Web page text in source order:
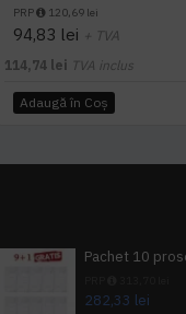
PRP 120,69 lei
94,83 lei + TVA
114,74 lei TVA inclus
Adaugă în Coş
282,33 lei